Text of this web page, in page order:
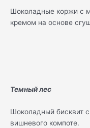
Шоколадные коржи с
кремом на основе
Темный лес
Шоколадный бисквит
вишневого компоте.